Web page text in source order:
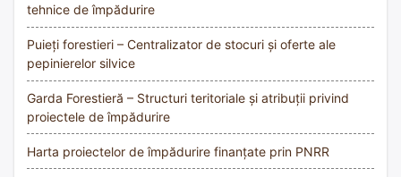
tehnice de împădurire
Puieți forestieri – Centralizator de stocuri și oferte ale
pepinierelor silvice
Garda Forestieră – Structuri teritoriale și atribuții privind
proiectele de împădurire
Harta proiectelor de împădurire finanțate prin PNRR